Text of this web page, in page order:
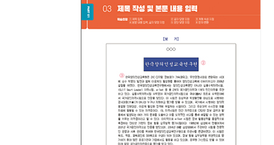
03 피벗 테이블 작성
04 정렬 및 부분합 작성
05 텍스트 나누기
PART. 04 목표값과 시나리오
01목표값 찾기
02 시나리오 요약 보고서 및 시트 순서